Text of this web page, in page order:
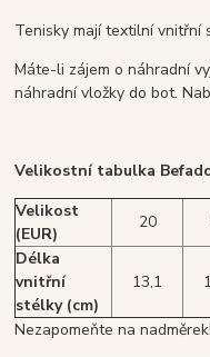
Tenisky mají textilní vnitřní
Máte-li zájem o náhradní
náhradní vložky do bot.
Velikostní tabulka
Velikost
(EUR)
20
Délka
vnitřní
stélky (cm)
13,1
Nezapomeňte na